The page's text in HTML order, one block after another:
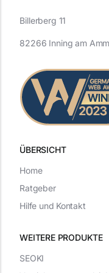
ÜBERSICHT
WEITERE PRODUKTE
Billerberg 11
82266 Inning am
SEOKI
Home
Ratgeber
Hilfe und Kontakt